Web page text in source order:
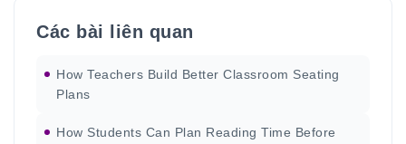
Các bài liên quan
How Teachers Build Better Classroom Seating
Plans
How Students Can Plan Reading Time Before